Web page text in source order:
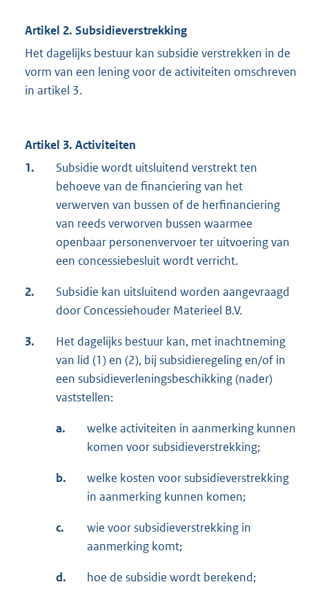
Artikel 2. Subsidieverstrekking
Het dagelijks bestuur kan subsidie verstrekken in de
vorm van een lening voor de activiteiten omschreven
in artikel 3.
Artikel 3. Activiteiten
1.
Subsidie wordt uitsluitend verstrekt ten
behoeve van de financiering van het
verwerven van bussen of de herfinanciering
van reeds verworven bussen waarmee
openbaar personenvervoer ter uitvoering van
een concessiebesluit wordt verricht.
2.
Subsidie kan uitsluitend worden aangevraagd
door Concessiehouder Materieel B.V.
3.
Het dagelijks bestuur kan, met inachtneming
van lid (1) en (2), bij subsidieregeling en/of in
een subsidieverleningsbeschikking (nader)
vaststellen:
a.
welke activiteiten in aanmerking kunnen
komen voor subsidieverstrekking;
b.
welke kosten voor subsidieverstrekking
in aanmerking kunnen komen;
c.
wie voor subsidieverstrekking in
aanmerking komt;
d. hoe de subsidie wordt berekend;